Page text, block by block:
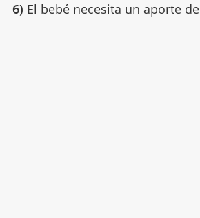
6) El bebé necesita un aporte de